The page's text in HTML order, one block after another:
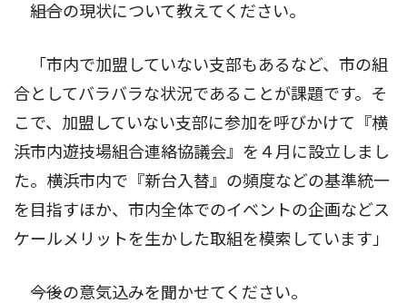
――組合の現状について教えてください。
「市内で加盟していない支部もあるなど、市の組
合としてバラバラな状況であることが課題です。そ
こで、加盟していない支部に参加を呼びかけて『横
浜市内遊技場組合連絡協議会』を４月に設立しまし
た。横浜市内で『新台入替』の頻度などの基準統一
を目指すほか、市内全体でのイベントの企画などス
ケールメリットを生かした取組を模索しています」
――今後の意気込みを聞かせてください。